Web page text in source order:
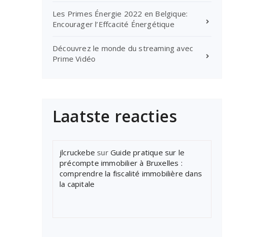
Les Primes Énergie 2022 en Belgique:
Encourager l’Effcacité Énergétique
Découvrez le monde du streaming avec
Prime Vidéo
Laatste reacties
jlcruckebe sur Guide pratique sur le
précompte immobilier à Bruxelles :
comprendre la fiscalité immobilière dans
la capitale